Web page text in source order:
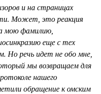
и на страницах
Может, это реакция
мою фамилию,
еще с тех
Но речь идет не обо мне,
мы возвращаем для
нашего
обращение к омским